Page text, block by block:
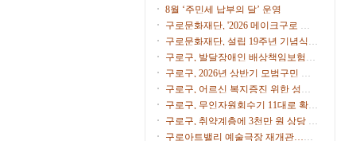
으로
8월 ‘주민세 납부의 달’ 운영
구로문화재단, '2026 메이크구로 아
트마켓' 참가자 모집
구로문화재단, 설립 19주년 기념식
개최
구로구, 발달장애인 배상책임보험으
로 생활 속 사고 보상
구로구, 2026년 상반기 모범구민 표
창 수여
구로구, 어르신 복지증진 위한 성금
500만원 전달
구로구, 무인자원회수기 11대로 확대
운영
구로구, 취약계층에 3천만 원 상당 후
원물품 전달
구로아트밸리 예술극장 재개관…이